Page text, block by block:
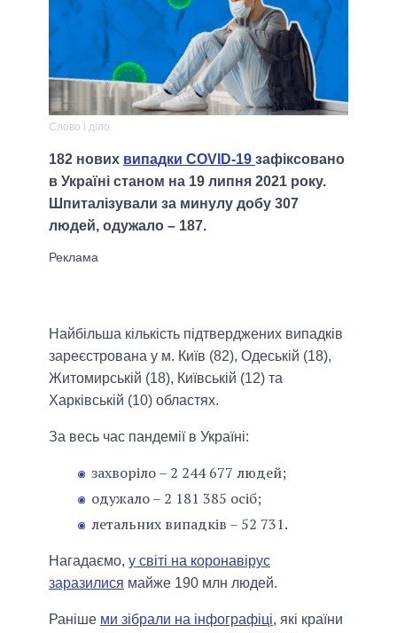
Слово і діло
182 нових випадки COVID-19 зафіксовано
в Україні станом на 19 липня 2021 року.
Шпиталізували за минулу добу 307
людей, одужало – 187.
Найбільша кількість підтверджених випадків
зареєстрована у м. Київ (82), Одеській (18),
Житомирській (18), Київській (12) та
Харківській (10) областях.
За весь час пандемії в Україні:
захворіло – 2 244 677 людей;
одужало – 2 181 385 осіб;
летальних випадків – 52 731.
Нагадаємо, у світі на коронавірус
заразилися майже 190 млн людей.
Раніше ми зібрали на інфографіці, які країни